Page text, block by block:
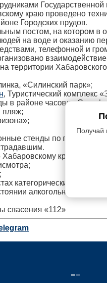
краю проведено
Городских прудов.
постом, на котором в
на воде и оказанию
телефонной и
территории
«Силинский парк»;
, Туристический комплекс
в районе часовни
пляж;
стенды по
краю
категорически
алкогольного
спасения «112»
Получай